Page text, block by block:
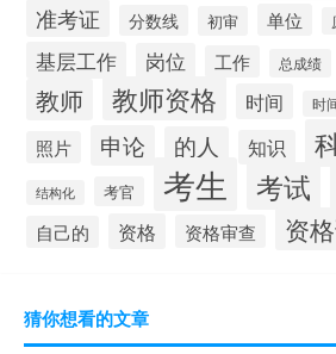
准考证 分数线 初审 单位
基层工作 岗位 工作 总成绩
教师 教师资格 时间 时
照片 申论 的人 知识
结构化 考官 考生 考试
自己的 资格 资格审查 资
猜你想看的文章